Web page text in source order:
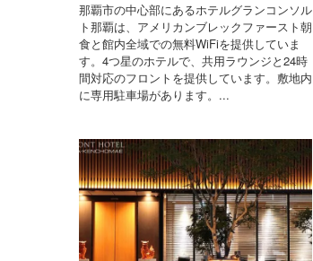
那覇市の中心部にあるホテルグランコンソル
ト那覇は、アメリカンブレックファースト朝
食と館内全域での無料WiFiを提供していま
す。4つ星のホテルで、共用ラウンジと24時
間対応のフロントを提供しています。敷地内
に専用駐車場があります。...